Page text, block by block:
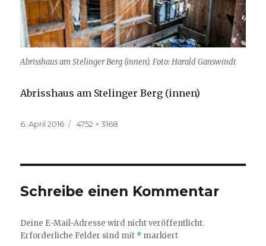
Abrisshaus am Stelinger Berg (innen). Foto: Harald Ganswindt
Abrisshaus am Stelinger Berg (innen)
Veröffentlicht
6. April 2016
Volle
4752 × 3168
Schreibe einen Kommentar
Deine E-Mail-Adresse wird nicht veröffentlicht.
Erforderliche Felder sind mit * markiert